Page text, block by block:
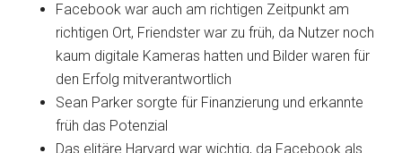
Facebook war auch am richtigen Zeitpunkt am
richtigen Ort, Friendster war zu früh, da Nutzer noch
kaum digitale Kameras hatten und Bilder waren für
den Erfolg mitverantwortlich
Sean Parker sorgte für Finanzierung und erkannte
früh das Potenzial
Das elitäre Harvard war wichtig, da Facebook als